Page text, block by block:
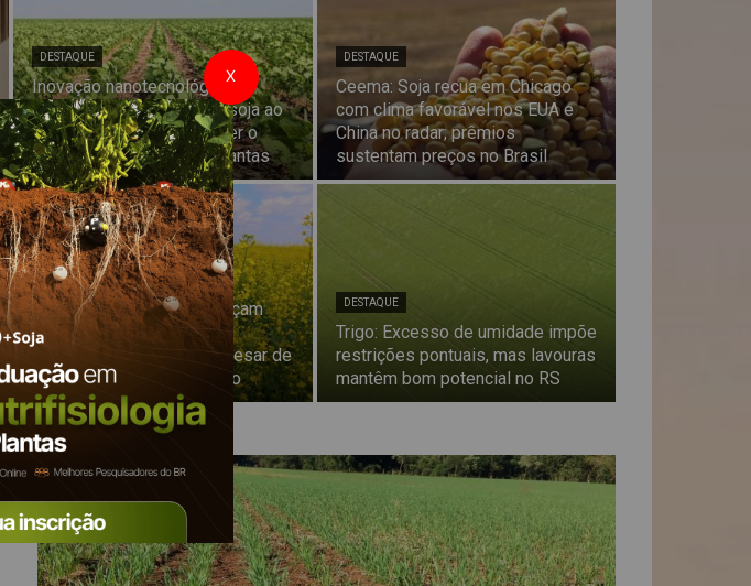
DESTAQUE
Inovação nanotecnológica
aumenta a resistência da soja ao
excesso de luz e favorecer o
crescimento inicial das plantas
DESTAQUE
Ceema: Soja recua em Chicago
com clima favorável nos EUA e
China no radar; prêmios
sustentam preços no Brasil
DESTAQUE
Canola/RS: Lavouras avançam
para fases reprodutivas e
mantêm bom potencial, apesar de
danos pontuais por granizo
DESTAQUE
Trigo: Excesso de umidade impõe
restrições pontuais, mas lavouras
mantêm bom potencial no RS
X